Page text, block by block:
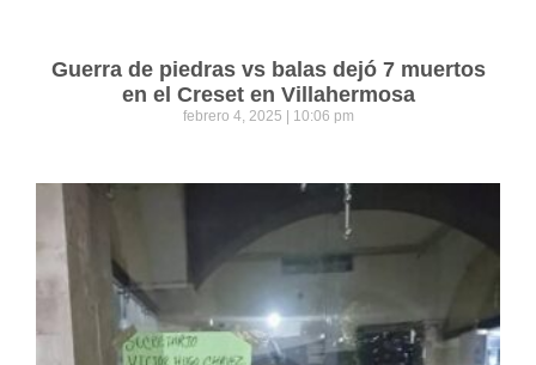
Guerra de piedras vs balas dejó 7 muertos
en el Creset en Villahermosa
febrero 4, 2025 10:06 pm